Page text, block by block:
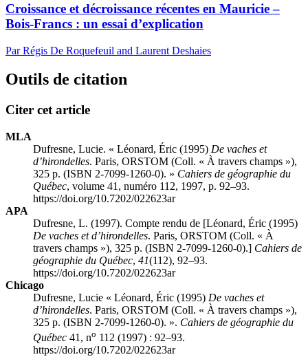
Croissance et décroissance récentes en Mauricie –
Bois-Francs : un essai d’explication
Par Régis De Roquefeuil and Laurent Deshaies
Outils de citation
Citer cet article
MLA
Dufresne, Lucie. « Léonard, Éric (1995) De vaches et
d’hirondelles. Paris, ORSTOM (Coll. « À travers champs »),
325 p. (ISBN 2-7099-1260-0). » Cahiers de géographie du
Québec, volume 41, numéro 112, 1997, p. 92–93.
https://doi.org/10.7202/022623ar
APA
Dufresne, L. (1997). Compte rendu de [Léonard, Éric (1995)
De vaches et d’hirondelles. Paris, ORSTOM (Coll. « À
travers champs »), 325 p. (ISBN 2-7099-1260-0).] Cahiers de
géographie du Québec, 41(112), 92–93.
https://doi.org/10.7202/022623ar
Chicago
Dufresne, Lucie « Léonard, Éric (1995) De vaches et
d’hirondelles. Paris, ORSTOM (Coll. « À travers champs »),
325 p. (ISBN 2-7099-1260-0). ». Cahiers de géographie du
Québec 41, no 112 (1997) : 92–93.
https://doi.org/10.7202/022623ar